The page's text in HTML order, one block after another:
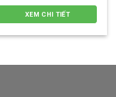
XEM CHI TIẾT